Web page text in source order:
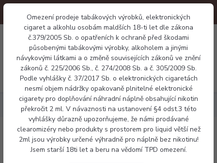
Omezení prodeje tabákových výrobků, elektronických
cigaret a alkohlu osobám maldších 18-ti let dle zákona
č.379/2005 Sb. o opatřeních k ochraně před škodami
působenými tabákovými výrobky, alkoholem a jinými
návykovými látkami a o změně souvisejících zákonů ve znění
zákonů č. 225/2006 Sb., č. 274/2008 Sb. a č. 305/2009 Sb.
Podle vyhlášky č. 37/2017 Sb. o elektronických cigaretách
nesmí objem nádržky opakovaně plnitelné elektronické
cigarety pro doplňování náhradní náplně obsahující nikotin
překročit 2 ml. V návaznosti na ustanovení §4 odst.3 této
vyhlášky důrazně upozorňujeme, že námi prodávané
clearomizéry nebo produkty s prostorem pro liquid větší než
2ml jsou výrobky určené výhradně pro náplně bez nikotinu!
Jsem starší 18ti let a beru na vědomí TPD omezení.
Menu
0 Kč
Náplně Ritchy salt - Triple Berry Mix
Ritchy salt - Triple Berry Mix